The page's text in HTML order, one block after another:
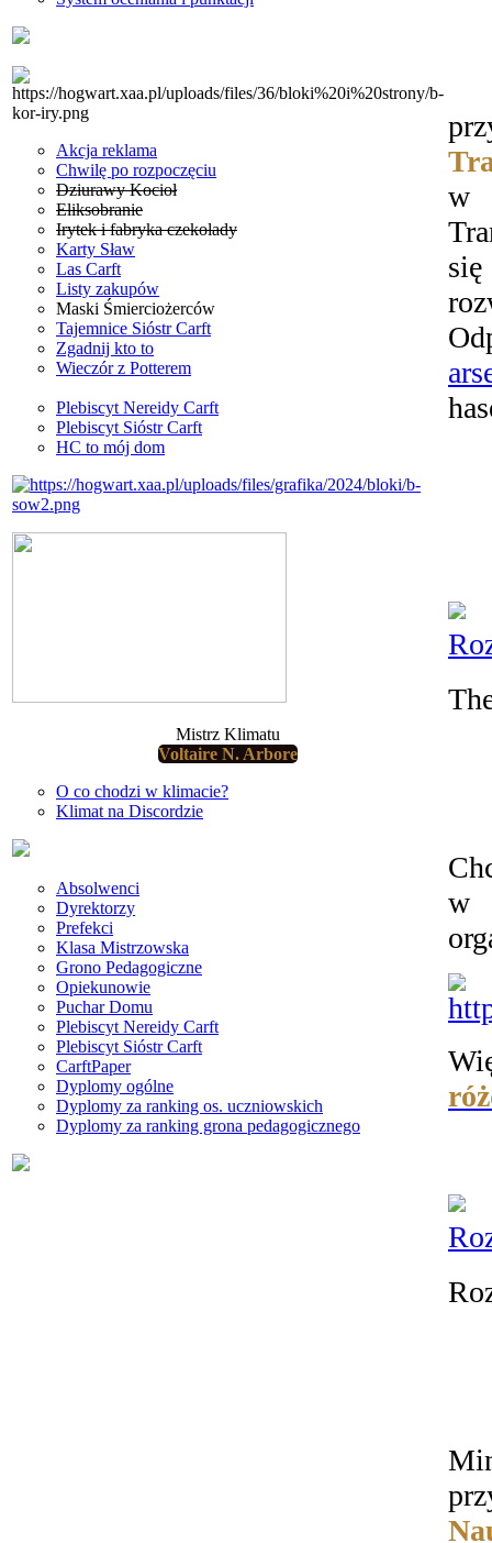
Akcja reklama
Chwilę po rozpoczęciu
Dziurawy Kocioł
Eliksobranie
Irytek i fabryka czekolady
Karty Sław
Las Carft
Listy zakupów
Maski Śmierciożerców
Tajemnice Sióstr Carft
Zgadnij kto to
Wieczór z Potterem
Plebiscyt Nereidy Carft
Plebiscyt Sióstr Carft
HC to mój dom
Mistrz Klimatu
Voltaire N. Arbore
O co chodzi w klimacie?
Klimat na Discordzie
Absolwenci
Dyrektorzy
Prefekci
Klasa Mistrzowska
Grono Pedagogiczne
Opiekunowie
Puchar Domu
Plebiscyt Nereidy Carft
Plebiscyt Sióstr Carft
CarftPaper
Dyplomy ogólne
Dyplomy za ranking os. uczniowskich
Dyplomy za ranking grona pedagogicznego
w
w